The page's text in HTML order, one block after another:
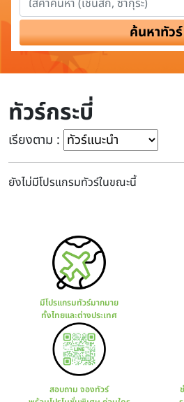
ค้นหาทัวร์
ทัวร์กระบี่
เรียงตาม :
ยังไม่มีโปรแกรมทัวร์ในขณะนี้